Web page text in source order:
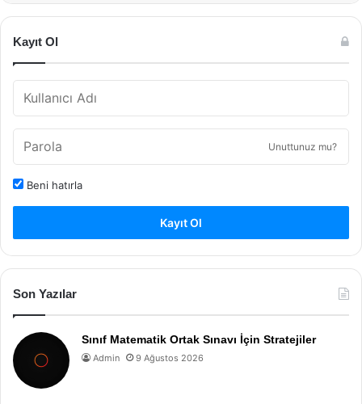
Kayıt Ol
Unuttunuz mu?
Beni hatırla
Kayıt Ol
Son Yazılar
Sınıf Matematik Ortak Sınavı İçin Stratejiler
Admin 9 Ağustos 2026